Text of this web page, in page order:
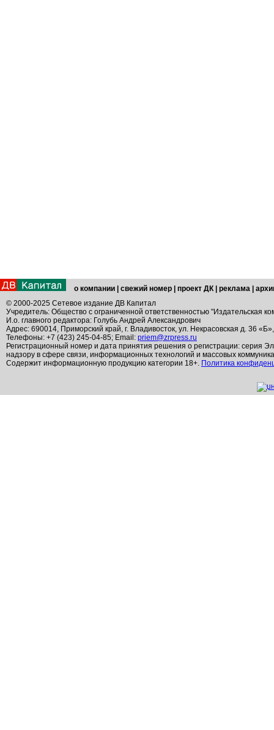
о компании свежий номер проект ДК реклама
© 2000-2025 Сетевое издание ДВ Капитал
Учредитель: Общество с ограниченной ответственностью "Издательская
И.о. главного редактора: Голубь Андрей Александрович
Адрес: 690014, Приморский край, г. Владивосток, ул. Некрасовская д. 36
Телефоны: +7 (423) 245-04-85; Email: priem@zrpress.ru
Регистрационный номер и дата принятия решения о регистрации: серия
надзору в сфере связи, информационных технологий и массовых
Содержит информационную продукцию категории 18+. Политика